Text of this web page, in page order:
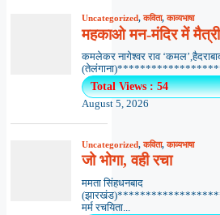
Uncategorized,कविता,काव्यभाषा
महकाओ मन-मंदिर में मैत्री
कमलेकर नागेश्वर राव
Total Views : 54
August 5, 2026
Uncategorized,कविता,काव्यभाषा
जो भोगा, वही रचा
ममता सिंहधनबाद
मर्म रचयिता...